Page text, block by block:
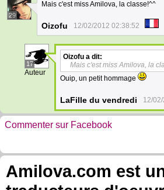
29
Mais c'est miss Amilova, la classe!^^
Oizofu 12/02/2012 02:38:52
17
Auteur
Oizofu a dit:
Mais c'est miss Amilova, la
Ouip, un petit hommage
LaFille du vendredi 12/
Commenter sur Facebook
Amilova.com est